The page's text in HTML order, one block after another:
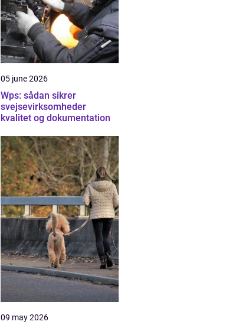
05 june 2026
Wps: sådan sikrer
svejsevirksomheder
kvalitet og dokumentation
09 may 2026